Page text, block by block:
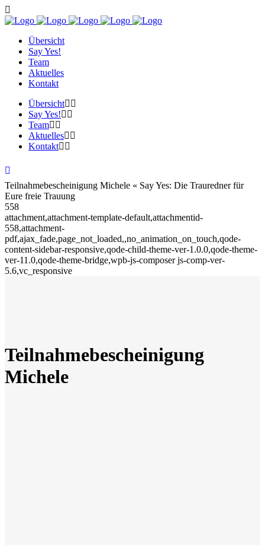
Übersicht
Say Yes!
Team
Aktuelles
Kontakt
Übersicht
Say Yes!
Team
Aktuelles
Kontakt
Teilnahmebescheinigung Michele « Say Yes: Die Trauredner für
Eure freie Trauung
558
attachment,attachment-template-default,attachmentid-
558,attachment-
pdf,ajax_fade,page_not_loaded,,no_animation_on_touch,qode-
content-sidebar-responsive,qode-child-theme-ver-1.0.0,qode-theme-
ver-11.0,qode-theme-bridge,wpb-js-composer js-comp-ver-
5.6,vc_responsive
Teilnahmebescheinigung
Michele